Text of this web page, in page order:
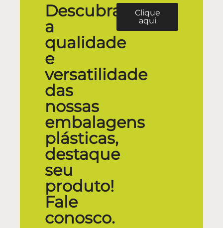
Descubra
a
qualidade
e
versatilidade
das
nossas
embalagens
plásticas,
destaque
seu
produto!
Fale
conosco.
Clique
aqui